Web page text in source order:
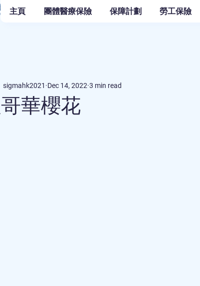
主頁 團體醫療保險 保障計劃 勞工保險
華櫻花
sigmahk2021 Dec 14, 2022 3 min read